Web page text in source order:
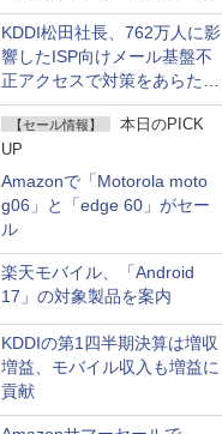
KDDI松田社長、762万人に影
響したISP向けメール基盤不
正アクセスで対策をあらため
て説明
【セール情報】
本日のPICK
UP
Amazonで「Motorola moto
g06」と「edge 60」がセー
ル
楽天モバイル、「Android
17」の対象製品を案内
KDDIの第1四半期決算は増収
増益、モバイル収入も増益に
貢献